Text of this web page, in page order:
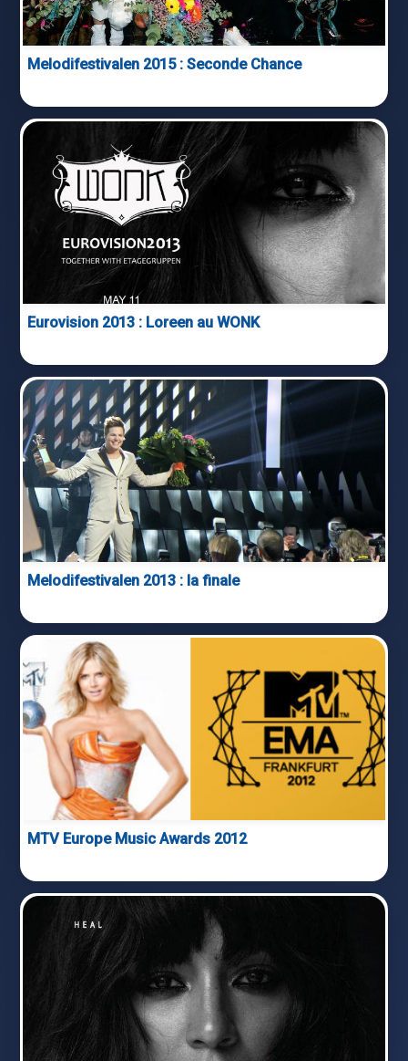
Melodifestivalen 2015 : Seconde Chance
Eurovision 2013 : Loreen au WONK
Melodifestivalen 2013 : la finale
MTV Europe Music Awards 2012